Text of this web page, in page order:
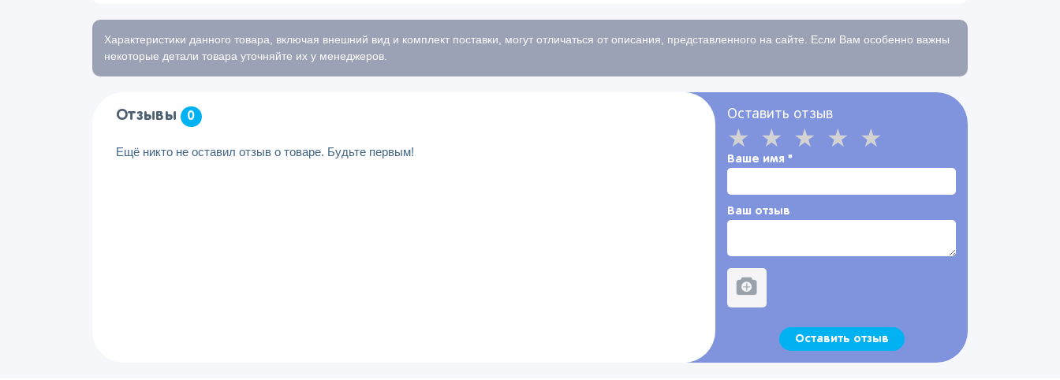
Характеристики данного товара, включая внешний вид и комплект поставки, могут отличаться от описания, представленного на сайте. Если Вам особенно важны
некоторые детали товара уточняйте их у менеджеров.
Отзывы 0
Ещё никто не оставил отзыв о товаре. Будьте первым!
Оставить отзыв
Ваше имя *
Ваш отзыв
Оставить отзыв